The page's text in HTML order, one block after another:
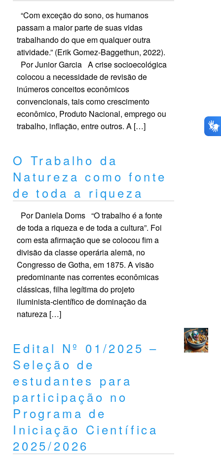
“Com exceção do sono, os humanos
passam a maior parte de suas vidas
trabalhando do que em qualquer outra
atividade.” (Erik Gomez-Baggethun, 2022).
Por Junior Garcia A crise socioecológica
colocou a necessidade de revisão de
inúmeros conceitos econômicos
convencionais, tais como crescimento
econômico, Produto Nacional, emprego ou
trabalho, inflação, entre outros. A […]
O Trabalho da
Natureza como fonte
de toda a riqueza
Por Daniela Doms “O trabalho é a fonte
de toda a riqueza e de toda a cultura”. Foi
com esta afirmação que se colocou fim a
divisão da classe operária alemã, no
Congresso de Gotha, em 1875. A visão
predominante nas correntes econômicas
clássicas, filha legítima do projeto
iluminista-científico de dominação da
natureza […]
Edital Nº 01/2025 –
Seleção de
estudantes para
participação no
Programa de
Iniciação Científica
2025/2026